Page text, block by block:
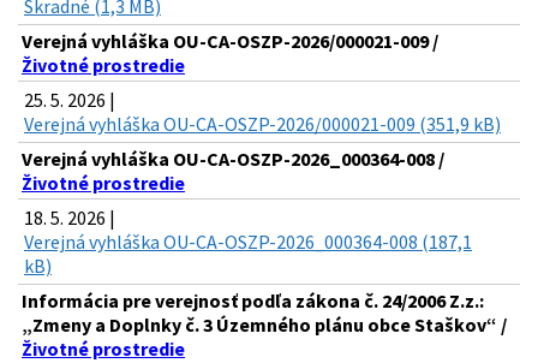
Škradné (1,3 MB)
Verejná vyhláška OU-CA-OSZP-2026/000021-009 /
Životné prostredie
25. 5. 2026 |
Verejná vyhláška OU-CA-OSZP-2026/000021-009 (351,9 kB)
Verejná vyhláška OU-CA-OSZP-2026_000364-008 /
Životné prostredie
18. 5. 2026 |
Verejná vyhláška OU-CA-OSZP-2026_000364-008 (187,1
kB)
Informácia pre verejnosť podľa zákona č. 24/2006 Z.z.:
„Zmeny a Doplnky č. 3 Územného plánu obce Staškov“ /
Životné prostredie